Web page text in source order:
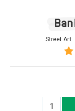
Street Art